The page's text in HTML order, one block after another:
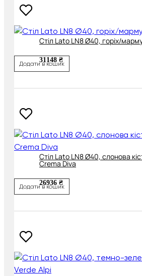
Cтіл Lato LN8 Ø40, горіх/
31148 ₴
Додати в кошик
Cтіл Lato LN8 Ø40, слонова
Crema Diva
26936 ₴
Додати в кошик